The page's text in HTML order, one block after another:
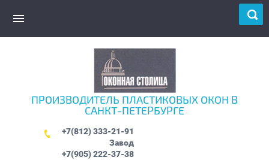
ПРОИЗВОДИТЕЛЬ ПЛАСТИКОВЫХ ОКОН В
САНКТ-ПЕТЕРБУРГЕ
+7(812) 333-21-91
Завод
+7(905) 222-37-38